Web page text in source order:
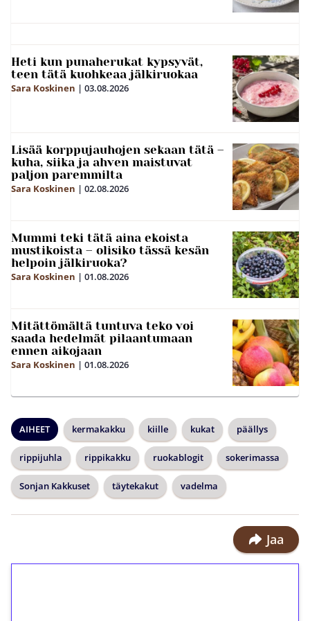
Heti kun punaherukat kypsyvät,
teen tätä kuohkeaa jälkiruokaa
Sara Koskinen | 03.08.2026
Lisää korppujauhojen sekaan tätä –
kuha, siika ja ahven maistuvat
paljon paremmilta
Sara Koskinen | 02.08.2026
Mummi teki tätä aina ekoista
mustikoista – olisiko tässä kesän
helpoin jälkiruoka?
Sara Koskinen | 01.08.2026
Mitättömältä tuntuva teko voi
saada hedelmät pilaantumaan
ennen aikojaan
Sara Koskinen | 01.08.2026
AIHEET kermakakku kiille kukat päällys
rippijuhla rippikakku ruokablogit sokerimassa
Sonjan Kakkuset täytekakut vadelma
Jaa